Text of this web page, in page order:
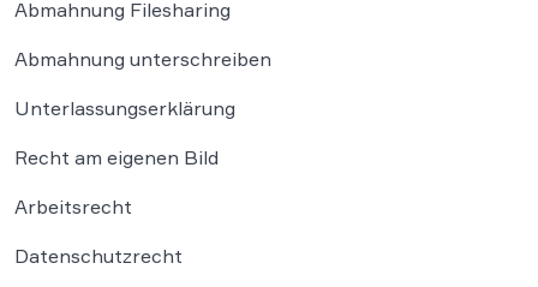
Abmahnung Filesharing
Abmahnung unterschreiben
Unterlassungserklärung
Recht am eigenen Bild
Arbeitsrecht
Datenschutzrecht